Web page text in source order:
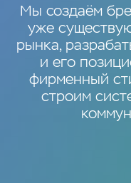
Мы создаём
уже
рынка,
и его
фирменный
строим